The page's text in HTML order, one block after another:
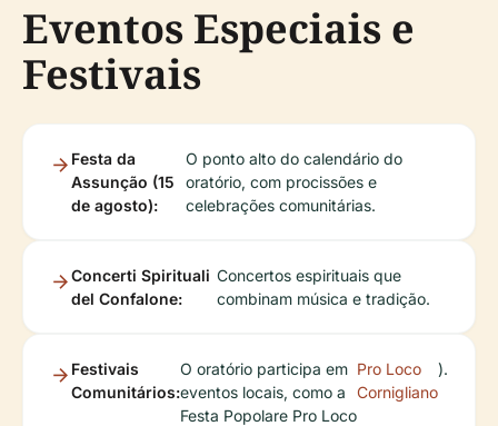
Eventos Especiais e
Festivais
Festa da
Assunção (15
de agosto):
O ponto alto do calendário do
oratório, com procissões e
celebrações comunitárias.
Concerti Spirituali
del Confalone:
Concertos espirituais que
combinam música e tradição.
Festivais
Comunitários:
O oratório participa em
eventos locais, como a
Festa Popolare Pro Loco
Pro Loco
Cornigliano
).